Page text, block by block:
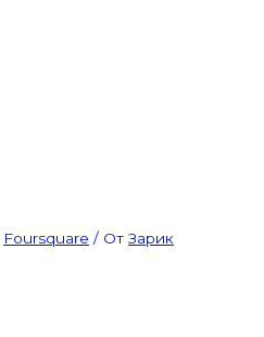
Foursquare / ОтЗарик